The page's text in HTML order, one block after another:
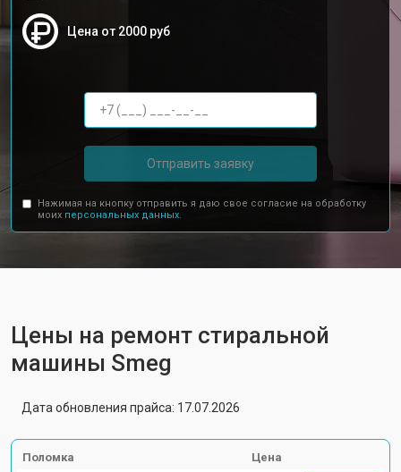
Цена от 2000 руб
Отправить заявку
Нажимая на кнопку отправить я даю свое согласие на обработку
моих персональных данных.
Цены на ремонт стиральной
машины Smeg
Дата обновления прайса: 17.07.2026
Поломка
Цена